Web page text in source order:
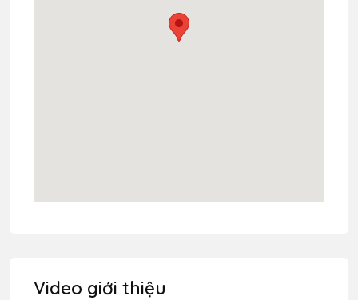
Video giới thiệu